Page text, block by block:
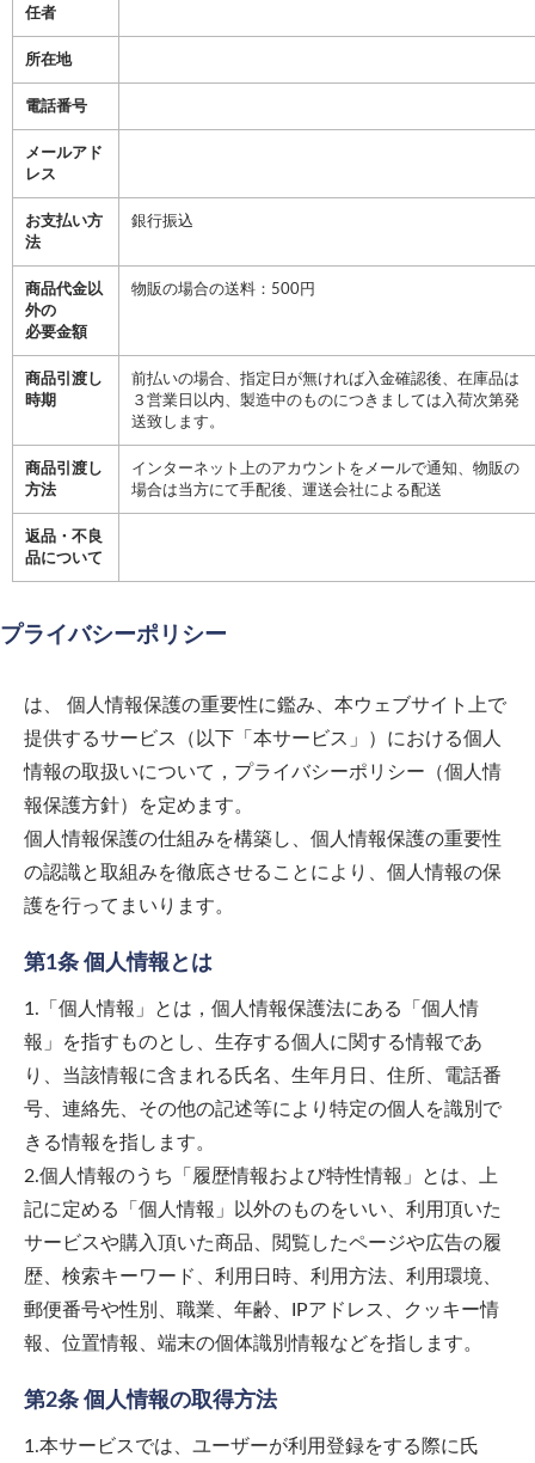
任者
所在地
電話番号
メールアド
レス
お支払い方
法
銀行振込
商品代金以
外の
必要金額
物販の場合の送料：500円
商品引渡し
時期
前払いの場合、指定日が無ければ入金確認後、在庫品は
３営業日以内、製造中のものにつきましては入荷次第発
送致します。
商品引渡し
方法
インターネット上のアカウントをメールで通知、物販の
場合は当方にて手配後、運送会社による配送
返品・不良
品について
プライバシーポリシー
は、 個人情報保護の重要性に鑑み、本ウェブサイト上で
提供するサービス（以下「本サービス」）における個人
情報の取扱いについて，プライバシーポリシー（個人情
報保護方針）を定めます。
個人情報保護の仕組みを構築し、個人情報保護の重要性
の認識と取組みを徹底させることにより、個人情報の保
護を行ってまいります。
第1条 個人情報とは
1.「個人情報」とは，個人情報保護法にある「個人情
報」を指すものとし、生存する個人に関する情報であ
り、当該情報に含まれる氏名、生年月日、住所、電話番
号、連絡先、その他の記述等により特定の個人を識別で
きる情報を指します。
2.個人情報のうち「履歴情報および特性情報」とは、上
記に定める「個人情報」以外のものをいい、利用頂いた
サービスや購入頂いた商品、閲覧したページや広告の履
歴、検索キーワード、利用日時、利用方法、利用環境、
郵便番号や性別、職業、年齢、IPアドレス、クッキー情
報、位置情報、端末の個体識別情報などを指します。
第2条 個人情報の取得方法
1.本サービスでは、ユーザーが利用登録をする際に氏